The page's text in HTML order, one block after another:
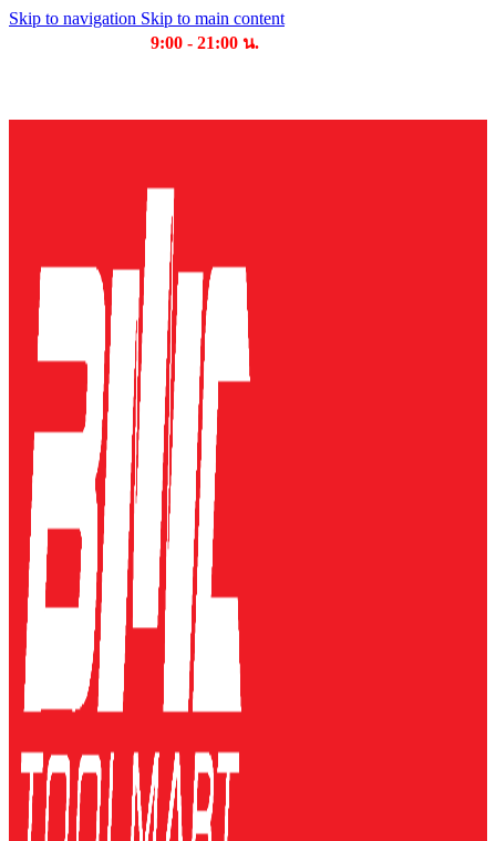
Skip to navigation Skip to main content
9:00 - 21:00 น.